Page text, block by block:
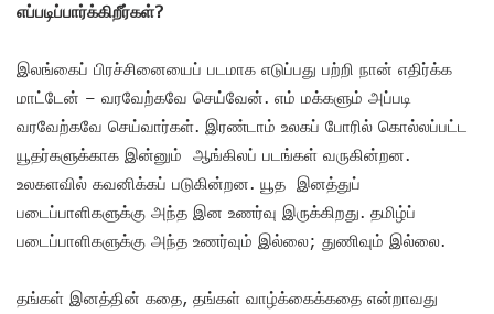
எப்படிப்பார்க்கிறீர்கள்?
இலங்கைப் பிரச்சினையைப் படமாக எடுப்பது பற்றி நான் எதிர்க்க
மாட்டேன் – வரவேற்கவே செய்வேன். எம் மக்களும் அப்படி
வரவேற்கவே செய்வார்கள். இரண்டாம் உலகப் போரில் கொல்லப்பட்ட
யூதர்களுக்காக இன்னும் ஆங்கிலப் படங்கள் வருகின்றன.
உலகளவில் கவனிக்கப் படுகின்றன. யூத இனத்துப்
படைப்பாளிகளுக்கு அந்த இன உணர்வு இருக்கிறது. தமிழ்ப்
படைப்பாளிகளுக்கு அந்த உணர்வும் இல்லை; துணிவும் இல்லை.
தங்கள் இனத்தின் கதை, தங்கள் வாழ்க்கைக்கதை என்றாவது